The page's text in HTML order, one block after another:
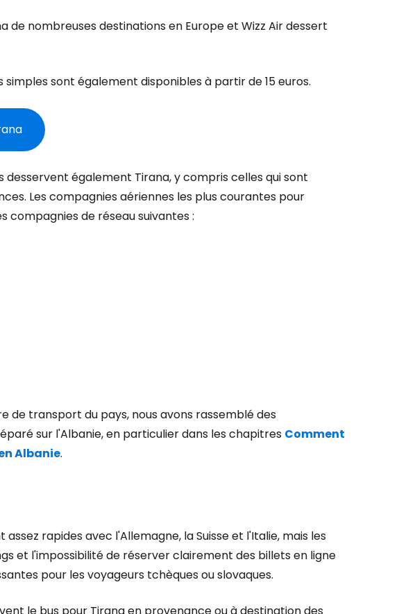
de nombreuses destinations en Europe et Wizz Air dessert
sont également disponibles à partir de 15 euros.
également Tirana, y compris celles qui sont
Les compagnies aériennes les plus courantes pour
de réseau suivantes :
de transport du pays, nous avons rassemblé des
sur l'Albanie, en particulier dans les chapitres Comment
Albanie.
rapides avec l'Allemagne, la Suisse et l'Italie, mais les
et l'impossibilité de réserver clairement des billets en ligne
pour les voyageurs tchèques ou slovaques.
à Cestee
mondiale des voyageurs